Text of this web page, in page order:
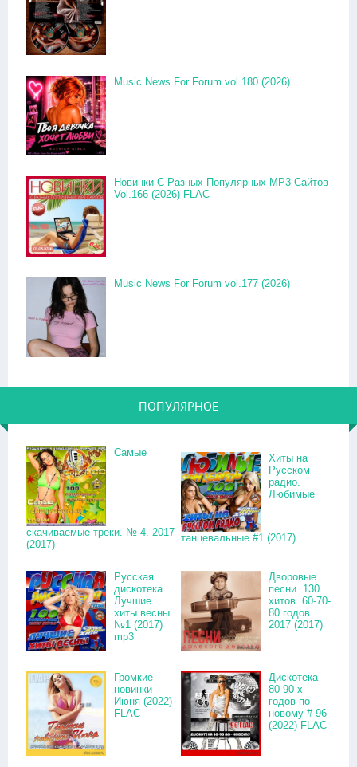
Music News For Forum vol.180 (2026)
Новинки С Разных Популярных MP3 Сайтов
Vol.166 (2026) FLAC
Music News For Forum vol.177 (2026)
ПОПУЛЯРНОЕ
Самые
скачиваемые треки. № 4. 2017
(2017)
Хиты на
Русском
радио.
Любимые
танцевальные #1 (2017)
Русская
дискотека.
Лучшие
хиты весны.
№1 (2017)
mp3
Дворовые
песни. 130
хитов. 60-70-
80 годов
2017 (2017)
Громкие
новинки
Июня (2022)
FLAC
Дискотека
80-90-х
годов по-
новому # 96
(2022) FLAC